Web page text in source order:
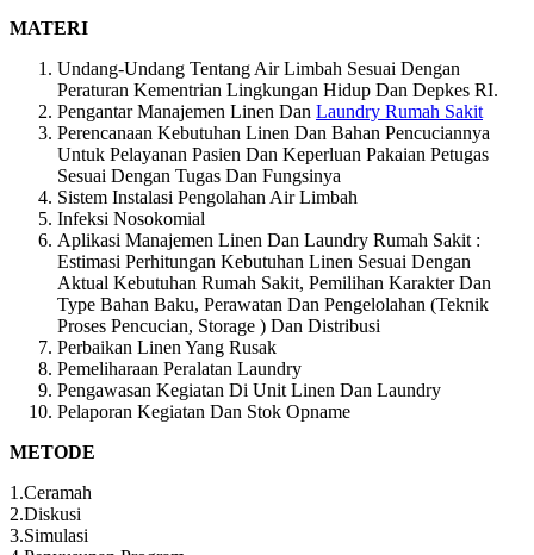
MATERI
Undang-Undang Tentang Air Limbah Sesuai Dengan
Peraturan Kementrian Lingkungan Hidup Dan Depkes RI.
Pengantar Manajemen Linen Dan Laundry Rumah Sakit
Perencanaan Kebutuhan Linen Dan Bahan Pencuciannya
Untuk Pelayanan Pasien Dan Keperluan Pakaian Petugas
Sesuai Dengan Tugas Dan Fungsinya
Sistem Instalasi Pengolahan Air Limbah
Infeksi Nosokomial
Aplikasi Manajemen Linen Dan Laundry Rumah Sakit :
Estimasi Perhitungan Kebutuhan Linen Sesuai Dengan
Aktual Kebutuhan Rumah Sakit, Pemilihan Karakter Dan
Type Bahan Baku, Perawatan Dan Pengelolahan (Teknik
Proses Pencucian, Storage ) Dan Distribusi
Perbaikan Linen Yang Rusak
Pemeliharaan Peralatan Laundry
Pengawasan Kegiatan Di Unit Linen Dan Laundry
Pelaporan Kegiatan Dan Stok Opname
METODE
1.Ceramah
2.Diskusi
3.Simulasi